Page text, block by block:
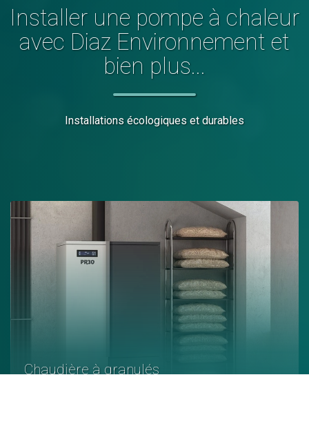
Installer une pompe à chaleur
avec Diaz Environnement et
bien plus...
Installations écologiques et durables
Chaudière à granulés